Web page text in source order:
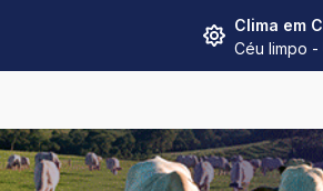
Clima em
Céu limpo -